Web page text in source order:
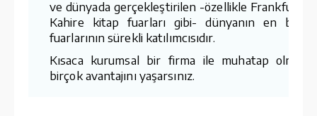
ve dünyada gerçekleştirilen -özellikle Frankfurt
Kahire kitap fuarları gibi- dünyanın en
fuarlarının sürekli katılımcısıdır.
Kısaca kurumsal bir firma ile muhatap
birçok avantajını yaşarsınız.